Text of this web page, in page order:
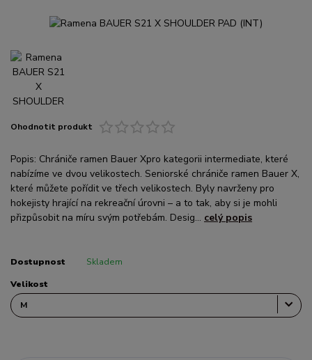
Ohodnotit produkt
Popis: Chrániče ramen Bauer Xpro kategorii intermediate, které
nabízíme ve dvou velikostech. Seniorské chrániče ramen Bauer X,
které můžete pořídit ve třech velikostech. Byly navrženy pro
hokejisty hrající na rekreační úrovni – a to tak, aby si je mohli
přizpůsobit na míru svým potřebám. Desig... celý popis
Dostupnost Skladem
Velikost